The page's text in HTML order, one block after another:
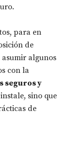
para en
de
algunos
con la
seguros y
sino que
de